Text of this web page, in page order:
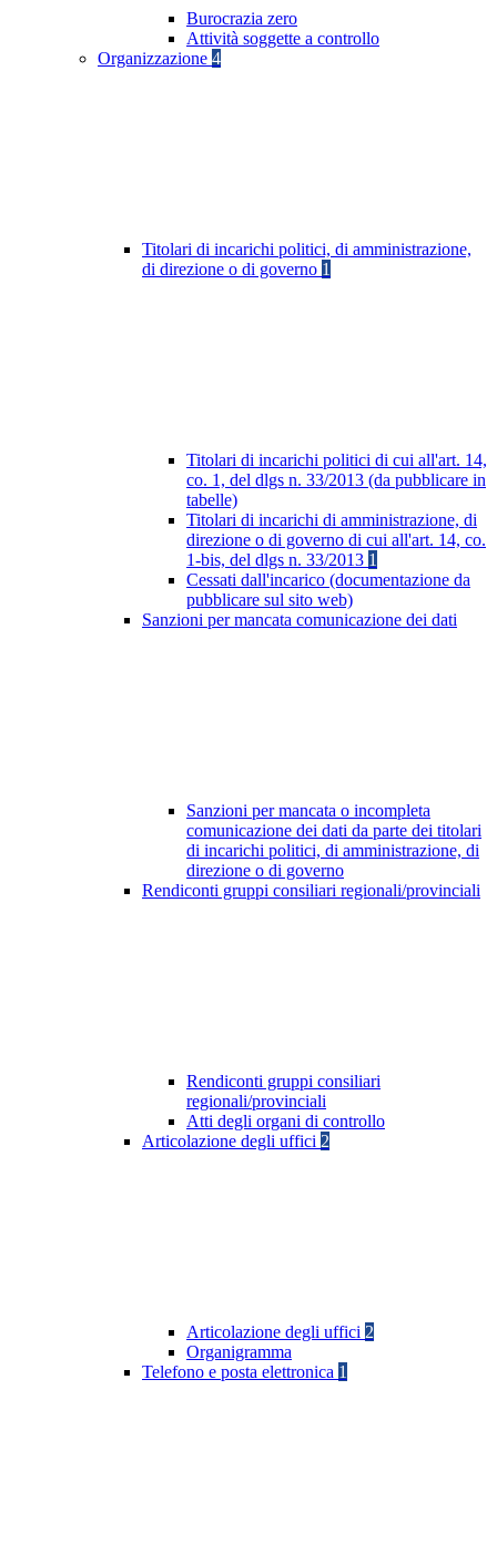
Burocrazia zero
Attività soggette a controllo
Organizzazione 4
Titolari di incarichi politici, di amministrazione,
di direzione o di governo 1
Titolari di incarichi politici di cui all'art. 14,
co. 1, del dlgs n. 33/2013 (da pubblicare in
tabelle)
Titolari di incarichi di amministrazione, di
direzione o di governo di cui all'art. 14, co.
1-bis, del dlgs n. 33/2013 1
Cessati dall'incarico (documentazione da
pubblicare sul sito web)
Sanzioni per mancata comunicazione dei dati
Sanzioni per mancata o incompleta
comunicazione dei dati da parte dei titolari
di incarichi politici, di amministrazione, di
direzione o di governo
Rendiconti gruppi consiliari regionali/provinciali
Rendiconti gruppi consiliari
regionali/provinciali
Atti degli organi di controllo
Articolazione degli uffici 2
Articolazione degli uffici 2
Organigramma
Telefono e posta elettronica 1